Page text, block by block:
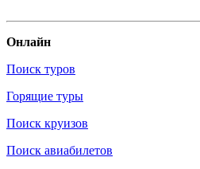
Онлайн
Поиск туров
Горящие туры
Поиск круизов
Поиск авиабилетов